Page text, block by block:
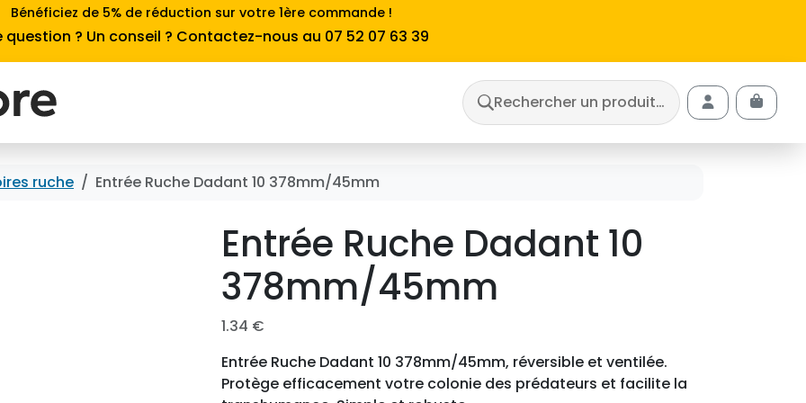
Bénéficiez de 5% de réduction sur votre 1ère commande !
question ? Un conseil ? Contactez-nous au 07 52 07 63 39
Rechercher un produit…
Account
Cart
ruche Entrée Ruche Dadant 10 378mm/45mm
Entrée Ruche Dadant 10
378mm/45mm
1.34 €
Entrée Ruche Dadant 10 378mm/45mm, réversible et ventilée.
Protège efficacement votre colonie des prédateurs et facilite la